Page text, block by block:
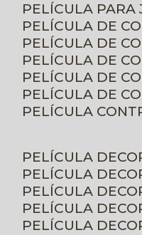
PELÍCULA
PELÍCULA DE
PELÍCULA DE
PELÍCULA DE
PELÍCULA DE
PELÍCULA DE
PELÍCULA
PELÍCULA
PELÍCULA
PELÍCULA
PELÍCULA
PELÍCULA